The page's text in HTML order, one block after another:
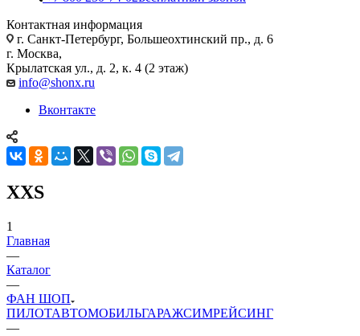
Контактная информация
г. Санкт-Петербург, Большеохтинский пр., д. 6
г. Москва,
Крылатская ул., д. 2, к. 4 (2 этаж)
info@shonx.ru
Вконтакте
XXS
1
Главная
—
Каталог
—
ФАН ШОП
ПИЛОТАВТОМОБИЛЬГАРАЖСИМРЕЙСИНГ
—